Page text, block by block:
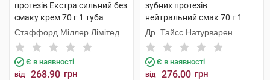
протезів Екстра сильний без
смаку крем 70 г 1 туба
Стаффорд Міллер Лімітед
Є в наявності
від 268.90 грн
зубних протезів
нейтральний смак 70 г 1
туба
Др. Тайсс Натурварен
Є в наявності
від 276.00 грн